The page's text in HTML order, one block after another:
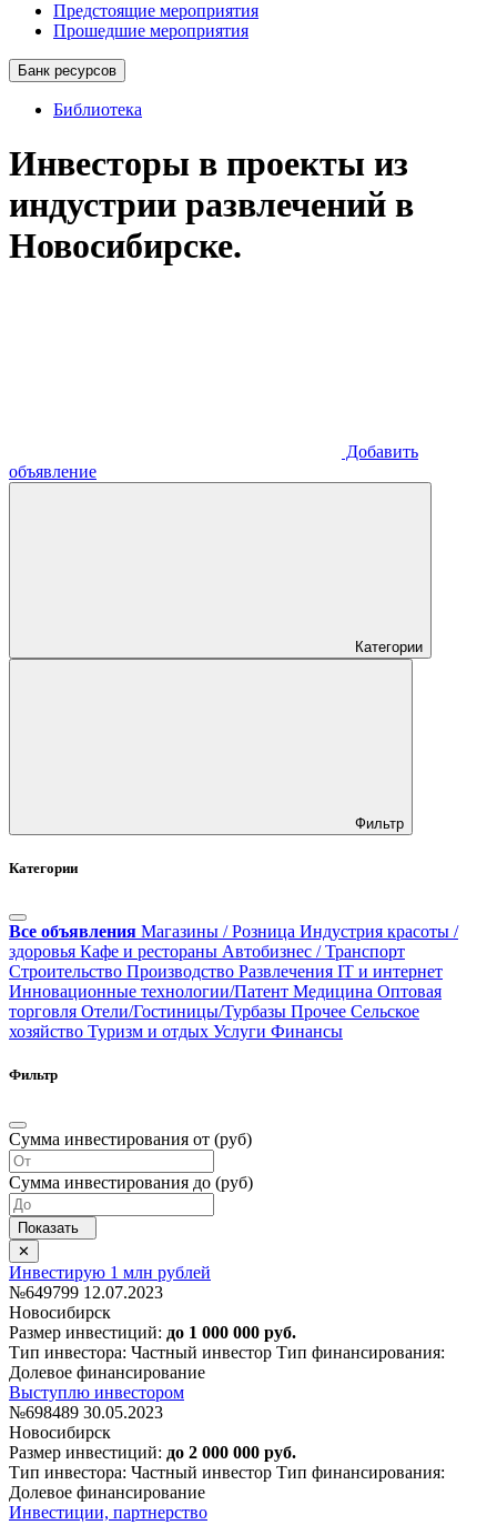
Предстоящие мероприятия
Прошедшие мероприятия
Банк ресурсов
Библиотека
Инвесторы в проекты из
индустрии развлечений в
Новосибирске.
Добавить
объявление
Категории
Фильтр
Категории
Все объявления Магазины / Розница Индустрия красоты /
здоровья Кафе и рестораны Автобизнес / Транспорт
Строительство Производство Развлечения IT и интернет
Инновационные технологии/Патент Медицина Оптовая
торговля Отели/Гостиницы/Турбазы Прочее Сельское
хозяйство Туризм и отдых Услуги Финансы
Фильтр
Сумма инвестирования от (руб)
Сумма инвестирования до (руб)
Инвестирую 1 млн рублей
№649799 12.07.2023
Новосибирск
Размер инвестиций: до 1 000 000 руб.
Тип инвестора: Частный инвестор Тип финансирования:
Долевое финансирование
Выступлю инвестором
№698489 30.05.2023
Новосибирск
Размер инвестиций: до 2 000 000 руб.
Тип инвестора: Частный инвестор Тип финансирования:
Долевое финансирование
Инвестиции, партнерство